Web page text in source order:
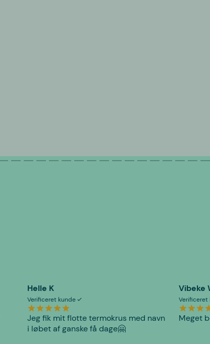
Helle K
Verificeret kunde
Jeg fik mit flotte termokrus med navn
i løbet af ganske få dage🤗
Vibeke
Meget